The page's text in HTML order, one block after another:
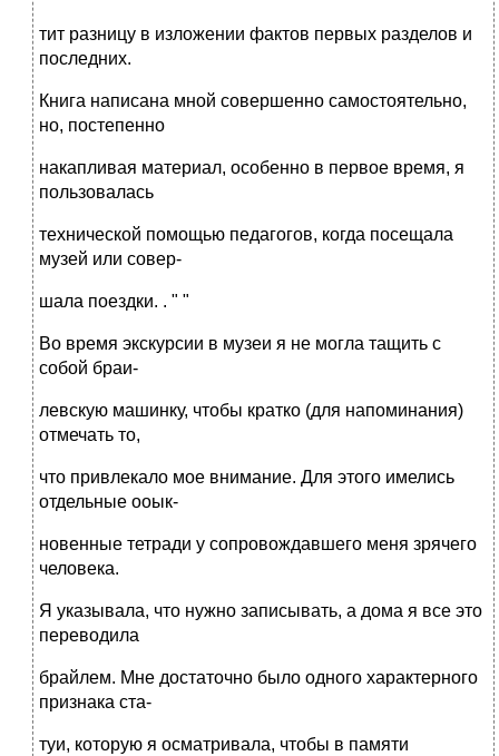
тит разницу в изложении фактов первых разделов и
последних.
Книга написана мной совершенно самостоятельно,
но, постепенно
накапливая материал, особенно в первое время, я
пользовалась
технической помощью педагогов, когда посещала
музей или совер-
шала поездки. . " "
Во время экскурсии в музеи я не могла тащить с
собой браи-
левскую машинку, чтобы кратко (для напоминания)
отмечать то,
что привлекало мое внимание. Для этого имелись
отдельные ооык-
новенные тетради у сопровождавшего меня зрячего
человека.
Я указывала, что нужно записывать, а дома я все это
переводила
брайлем. Мне достаточно было одного характерного
признака ста-
туи, которую я осматривала, чтобы в памяти